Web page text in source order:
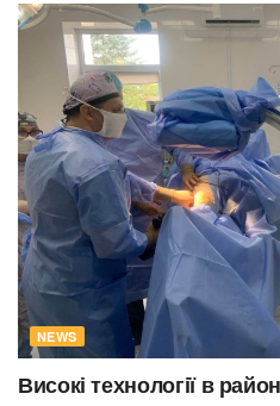
NEWS
Високі технології в